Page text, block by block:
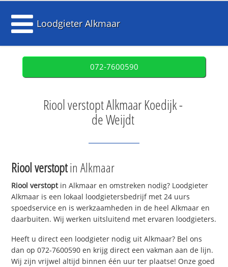
Loodgieter Alkmaar
072-7600590
Riool verstopt Alkmaar Koedijk -
de Weijdt
Riool verstoptin Alkmaar
Riool verstoptin Alkmaar en omstreken nodig? Loodgieter
Alkmaar is een lokaal loodgietersbedrijf met 24 uurs
spoedservice en is werkzaamheden in de heel Alkmaar en
daarbuiten. Wij werken uitsluitend met ervaren loodgieters.
Heeft u direct een loodgieter nodig uit Alkmaar? Bel ons
dan op 072-7600590 en krijg direct een vakman aan de lijn.
Wij zijn vrijwel altijd binnen één uur ter plaatse! Onze goed